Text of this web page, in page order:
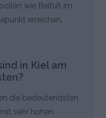
wie Beifuß im
erreichen.
in Kiel am
die bedeutendsten
sehr hohen